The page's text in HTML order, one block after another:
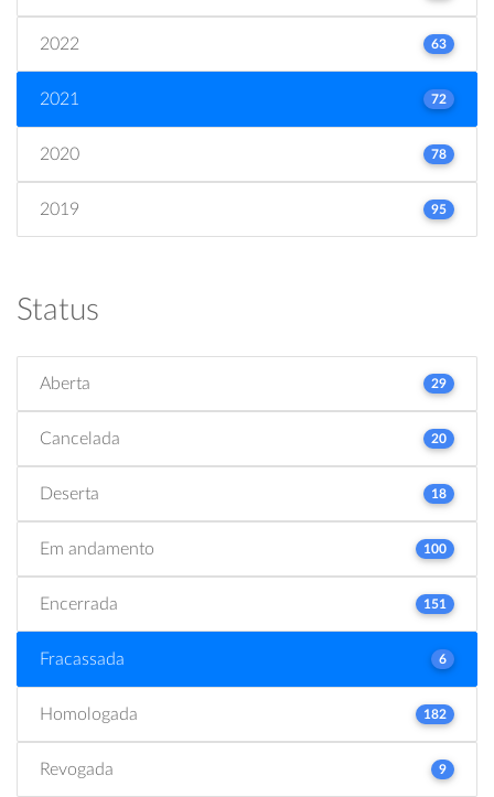
2022 63
2021 72
2020 78
2019 95
Status
Aberta 29
Cancelada 20
Deserta 18
Em andamento 100
Encerrada 151
Fracassada 6
Homologada 182
Revogada 9